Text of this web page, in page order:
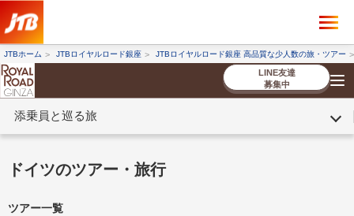
JTBホーム JTBロイヤルロード銀座 JTBロイヤルロード銀座 高品質な少人数の旅・ツアー
LINE友達
募集中
添乗員と巡る旅
コンシェルジ
ュ紹介
お申し込み
の流れ
条件から探す
条件から探す
ドイツのツアー・旅行
ツアー一覧
ツアーを探す ×
海外ツアー 国内ツアー